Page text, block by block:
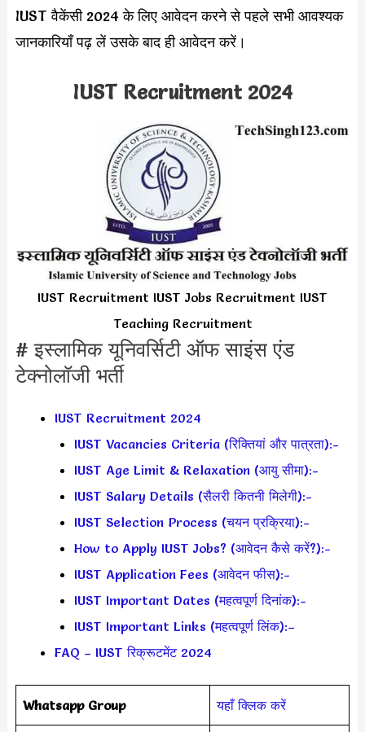
IUST वैकेंसी 2024 के लिए आवेदन करने से पहले सभी आवश्यक
जानकारियाँ पढ़ लें उसके बाद ही आवेदन करें।
IUST Recruitment 2024
IUST Recruitment IUST Jobs Recruitment IUST
Teaching Recruitment
# इस्लामिक यूनिवर्सिटी ऑफ साइंस एंड
टेक्नोलॉजी भर्ती
IUST Recruitment 2024
IUST Vacancies Criteria (रिक्तियां और पात्रता):-
IUST Age Limit & Relaxation (आयु सीमा):-
IUST Salary Details (सैलरी कितनी मिलेगी):-
IUST Selection Process (चयन प्रक्रिया):-
How to Apply IUST Jobs? (आवेदन कैसे करें?):-
IUST Application Fees (आवेदन फीस):-
IUST Important Dates (महत्वपूर्ण दिनांक):-
IUST Important Links (महत्वपूर्ण लिंक):–
FAQ – IUST रिक्रूटमेंट 2024
Whatsapp Group यहाँ क्लिक करें